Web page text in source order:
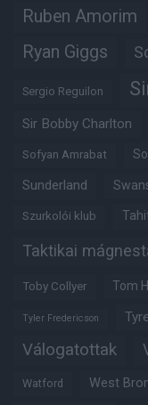
Ruben Amorim
Ryan Giggs
Sergio Reguilon
Sir Bobby Charlton
Sofyan Amrabat
Sunderland
Szurkolói klub
Taktikai
Toby Collyer Tom
Tyler Fredericson
Válogatottak
Watford West